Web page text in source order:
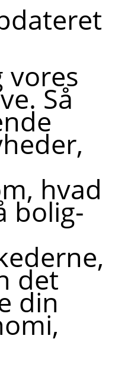
vores
Så
hvad
bolig-
det
din